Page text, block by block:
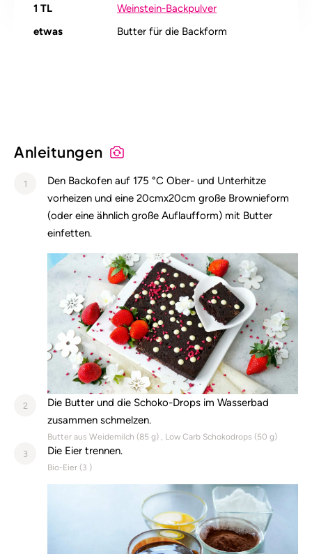
1 TL
Weinstein-Backpulver
etwas
Butter für die Backform
Anleitungen
1
Den Backofen auf 175 °C Ober- und Unterhitze
vorheizen und eine 20cmx20cm große Brownieform
(oder eine ähnlich große Auflaufform) mit Butter
einfetten.
2
Die Butter und die Schoko-Drops im Wasserbad
zusammen schmelzen.
Butter aus Weidemilch (85 g) Low Carb Schokodrops (50 g)
3 Die Eier trennen.
Bio-Eier (3 )